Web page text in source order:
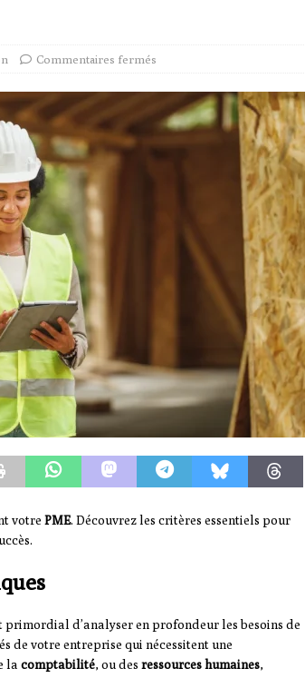
Commentaires fermés
votre PME. Découvrez les critères essentiels pour
primordial d’analyser en profondeur les besoins de
de votre entreprise qui nécessitent une
la comptabilité, ou des ressources humaines,